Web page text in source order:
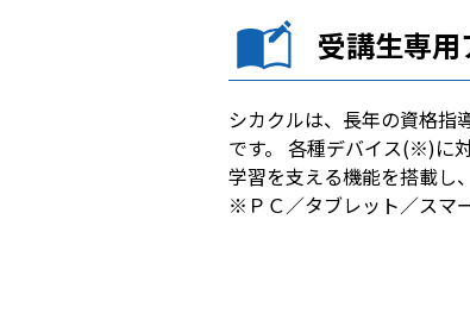
受講生専用
シカクルは、長年の資格指
です。 各種デバイス(※)に
学習を支える機能を搭載し
※ＰＣ／タブレット／スマ